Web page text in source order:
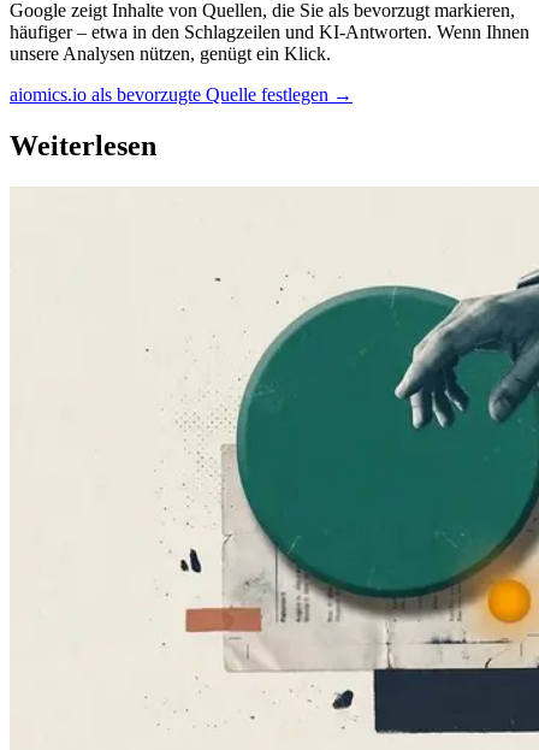
Google zeigt Inhalte von Quellen, die Sie als bevorzugt markieren,
häufiger – etwa in den Schlagzeilen und KI-Antworten. Wenn Ihnen
unsere Analysen nützen, genügt ein Klick.
aiomics.io als bevorzugte Quelle festlegen →
Weiterlesen